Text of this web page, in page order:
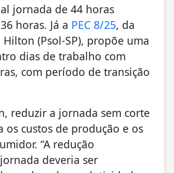
jornada de 44 horas
horas. Já a PEC 8/25, da
(Psol-SP), propõe uma
dias de trabalho com
com período de transição
reduzir a jornada sem corte
os custos de produção e os
“A redução
deveria ser